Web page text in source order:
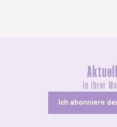
In Ihrer
Ich abonniere